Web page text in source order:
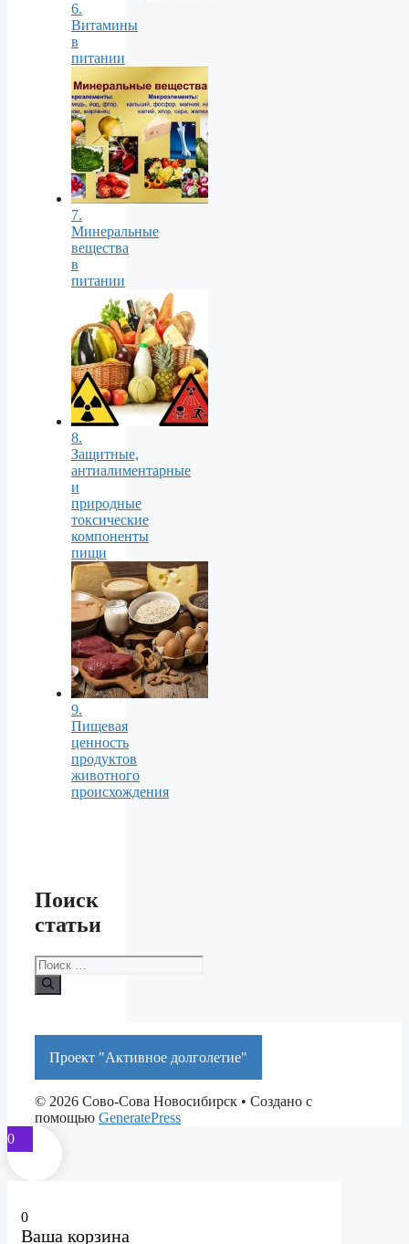
6.
Витамины
в
питании
7.
Минеральные
вещества
в
питании
8.
Защитные,
антиалиментарные
и
природные
токсические
компоненты
пищи
9.
Пищевая
ценность
продуктов
животного
происхождения
Поиск
статьи
Поиск:
Проект "Активное долголетие"
© 2026 Сово-Сова Новосибирск • Создано с
помощью GeneratePress
0
0
Ваша корзина